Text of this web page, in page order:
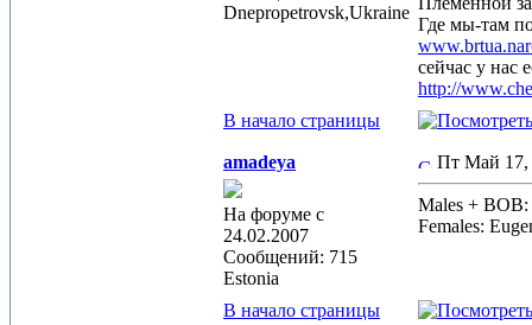
Dnepropetrovsk,Ukrаinе
Где мы-там
сейчас у нас
http://
В начало страницы
amadeya
На форуме с
24.02.2007
Сообщений: 715
Estonia
Пт Май
Males +
Females:
В начало страницы